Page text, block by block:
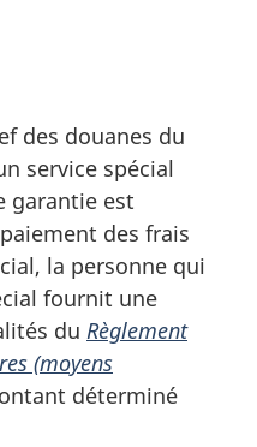
des douanes du
service spécial
garantie est
des frais
la personne qui
fournit une
du Règlement
(moyens
déterminé